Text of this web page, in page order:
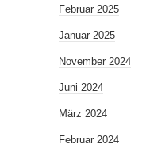
Februar 2025
Januar 2025
November 2024
Juni 2024
März 2024
Februar 2024